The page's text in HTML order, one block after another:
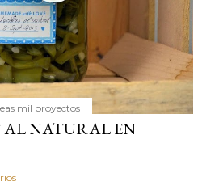
mil proyectos
AL NATURAL EN